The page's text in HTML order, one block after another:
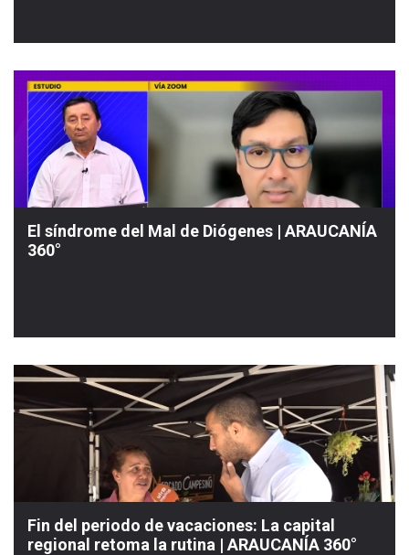
El síndrome del Mal de Diógenes | ARAUCANÍA
360°
Fin del periodo de vacaciones: La capital
regional retoma la rutina | ARAUCANÍA 360°